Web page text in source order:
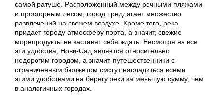
самой ратуше. Расположенный между речными пляжами
и просторным лесом, город предлагает множество
развлечений на свежем воздухе. Кроме того, река
придает городу атмосферу порта, а значит, свежие
морепродукты не заставят себя ждать. Несмотря на все
эти удобства, Нови-Сад является относительно
недорогим городом, а значит, путешественники с
ограниченным бюджетом смогут насладиться всеми
этими удобствами на берегу реки за меньшую сумму, чем
в аналогичных городах.